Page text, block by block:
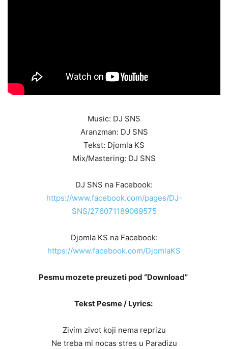
Music: DJ SNS
Aranzman: DJ SNS
Tekst: Djomla KS
Mix/Mastering: DJ SNS
DJ SNS na Facebook:
https://www.facebook.com/pages/DJ-
SNS/276071189069575
Djomla KS na Facebook:
https://www.facebook.com/DjomlaKS
Pesmu mozete preuzeti pod “Download”
Tekst Pesme / Lyrics:
Zivim zivot koji nema reprizu
Ne treba mi nocas stres u Paradizu